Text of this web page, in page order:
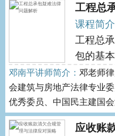
工程总
课程简
工程总
包的基
邓南平讲师简介： 邓老师
会建筑与房地产法律专业
优秀委员、中国民主建国
应收账